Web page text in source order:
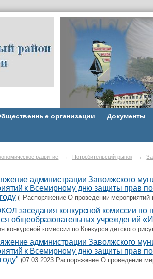
организации Документы
развитие → Потребительский рынок →
администрации Заволжского
к Всемирному дню защиты прав
(_Распоряжение О проведении
заседания конкурсной комиссии по
общеобразовательных учреждений
конкурсной комиссии по Конкурса детского
администрации Заволжского
к Всемирному дню защиты прав
(07.03.2023 Распоряжение О проведении